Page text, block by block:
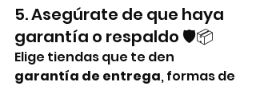
5. Asegúrate de que haya
garantía o respaldo 🛡️📦
Elige tiendas que te den
garantía de entrega, formas de